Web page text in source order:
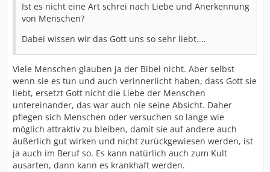
Ist es nicht eine Art schrei nach Liebe und Anerkennung
von Menschen?
Dabei wissen wir das Gott uns so sehr liebt....
Viele Menschen glauben ja der Bibel nicht. Aber selbst
wenn sie es tun und auch verinnerlicht haben, dass Gott sie
liebt, ersetzt Gott nicht die Liebe der Menschen
untereinander, das war auch nie seine Absicht. Daher
pflegen sich Menschen oder versuchen so lange wie
möglich attraktiv zu bleiben, damit sie auf andere auch
äußerlich gut wirken und nicht zurückgewiesen werden, ist
ja auch im Beruf so. Es kann natürlich auch zum Kult
ausarten, dann kann es krankhaft werden.